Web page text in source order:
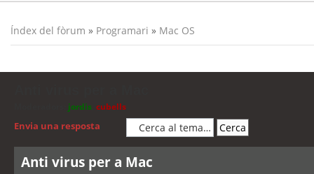
Índex del fòrum » Programari » Mac OS
jordis cubells
Envia una resposta
Anti virus per a Mac